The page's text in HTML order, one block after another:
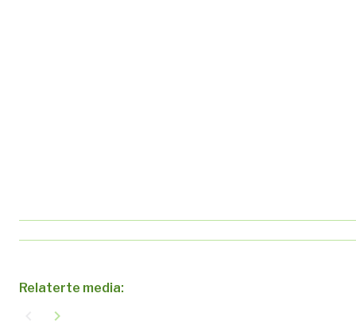
Relaterte media:
navigate_next